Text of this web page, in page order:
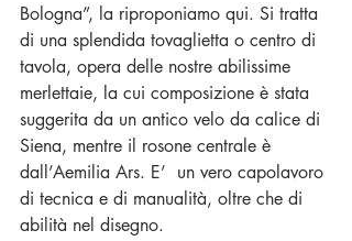
Bologna”, la riproponiamo qui. Si tratta
di una splendida tovaglietta o centro di
tavola, opera delle nostre abilissime
merlettaie, la cui composizione è stata
suggerita da un antico velo da calice di
Siena, mentre il rosone centrale è
dall’Aemilia Ars. E’  un vero capolavoro
di tecnica e di manualità, oltre che di
abilità nel disegno.